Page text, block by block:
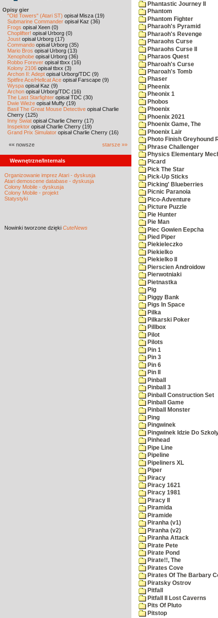
Opisy gier
"Old Towers" (Atari ST) opisał Misza (19)
Submarine Commander opisał Kaz (36)
Frogs opisał Xeen (0)
Choplifter! opisał Urborg (0)
Joust opisał Urborg (17)
Commando opisał Urborg (35)
Mario Bros opisał Urborg (13)
Xenophobe opisał Urborg (36)
Robbo Forever opisał tbxx (16)
Kolony 2106 opisał tbxx (3)
Archon II: Adept opisał Urborg/TDC (9)
Spitfire Ace/Hellcat Ace opisał Farscape (9)
Wyspa opisał Kaz (9)
Archon opisał Urborg/TDC (16)
The Last Starfighter opisał TDC (30)
Dwie Wieże opisał Muffy (19)
Basil The Great Mouse Detective opisał Charlie
Cherry (125)
Inny Świat opisał Charlie Cherry (17)
Inspektor opisał Charlie Cherry (19)
Grand Prix Simulator opisał Charlie Cherry (16)
«« nowsze starsze »»
Wewnętrzne/Internals
Organizowanie imprez Atari - dyskusja
Atari demoscene database - dyskusja
Colony Mobile - dyskusja
Colony Mobile - projekt
Statystyki
Nowinki tworzone dzięki CuteNews
Phantastic Journey II
Phantom
Phantom Fighter
Pharaoh's Pyramid
Pharaoh's Revenge
Pharaohs Curse
Pharaohs Curse II
Pharaos Quest
Pharoah's Curse
Pharoah's Tomb
Phaser
Pheenix
Pheonix 1
Phobos
Phoenix
Phoenix 2021
Phoenix Game, The
Phoenix Lair
Photo Finish Greyhound
Phrase Challenger
Physics Elementary
Picard
Pick The Star
Pick-Up Sticks
Picking' Blueberries
Picnic Paranoia
Pico-Adventure
Picture Puzzle
Pie Hunter
Pie Man
Piec Gowien Eepcha
Pied Piper
Piekieleczko
Piekielko
Piekielko II
Pierscien Androidow
Pierwotniaki
Pietnastka
Pig
Piggy Bank
Pigs In Space
Pilka
Pilkarski Poker
Pillbox
Pilot
Pilots
Pin 1
Pin 3
Pin 6
Pin II
Pinball
Pinball 3
Pinball Construction Set
Pinball Game
Pinball Monster
Ping
Pingwinek
Pingwinek Idzie Do
Pinhead
Pipe Line
Pipeline
Pipeliners XL
Piper
Piracy
Piracy 1621
Piracy 1981
Piracy II
Piramida
Piramide
Piranha (v1)
Piranha (v2)
Piranha Attack
Pirate Pete
Pirate Pond
Pirate!!, The
Pirates Cove
Pirates Of The Barbary
Piratsky Ostrov
Pitfall
Pitfall II Lost Caverns
Pits Of Pluto
Pitstop